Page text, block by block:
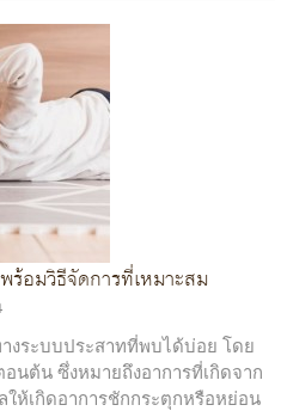
ร้อมวิธีจัดการที่เหมาะสม
งระบบประสาทที่พบได้บ่อย โดย
นต้น ซึ่งหมายถึงอาการที่เกิดจาก
ห้เกิดอาการชักกระตุกหรือหย่อน